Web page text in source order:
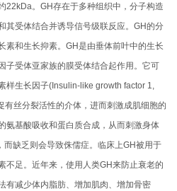
22kDa。GH存在于多种组织中，分子构造
其受体结合并诱导信号级联反应。GH的分
素和生长抑素。GH是由垂体前叶中的生长
子受体亚家族的膜受体结合起作用。它可
样生长因子(Insulin-like growth factor 1,
有丝分裂活性的介体，进而刺激成肌细胞的
氨基酸吸收和蛋白质合成，从而刺激身体
缺乏则会导致侏儒症。临床上GH被用于
不足。近年来，使用人类GH来防止衰老的
有减少体内脂肪、增加肌肉、增加骨密